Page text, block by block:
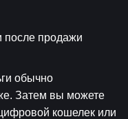
после продажи
обычно
Затем вы можете
кошелек или